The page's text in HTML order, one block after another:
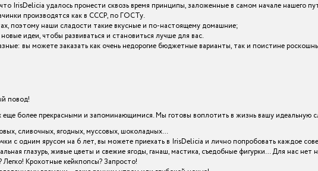
IrisDelicia удалось пронести сквозь время принципы, заложенные в самом начале нашего
производятся как в СССР, по ГОСТу.
поэтому наши сладости такие вкусные и по-настоящему домашние;
идеи, чтобы развиваться и становиться лучше для вас.
вы можете заказать как очень недорогие бюджетные варианты, так и поистине
повод!
более прекрасными и запоминающимися. Мы готовы воплотить в жизнь вашу идеальную
сливочных, ягодных, муссовых, шоколадных…
с одним ярусом на 6 лет, вы можете приехать в IrisDelicia и лично попробовать каждое
глазурь, живые цветы и свежие ягоды, ганаш, мастика, съедобные фигурки… Для нас нет
Крохотные кейкпопсы? Запросто!